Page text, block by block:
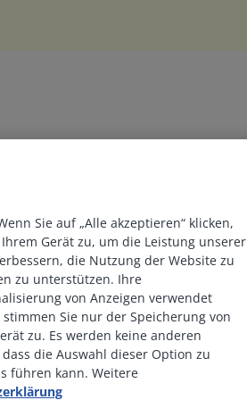
(auf Deutsch)
(in Englisch)
Sie auf „Alle akzeptieren“ klicken,
Gerät zu, um die Leistung unserer
die Nutzung der Website zu
zu unterstützen. Ihre
von Anzeigen verwendet
Sie nur der Speicherung von
zu. Es werden keine anderen
die Auswahl dieser Option zu
führen kann. Weitere